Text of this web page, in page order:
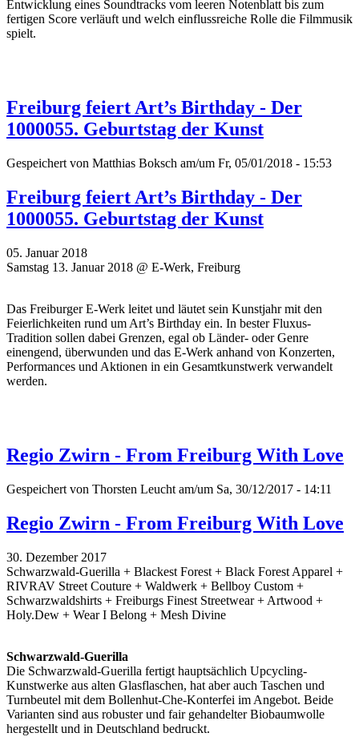
Entwicklung eines Soundtracks vom leeren Notenblatt bis zum
fertigen Score verläuft und welch einflussreiche Rolle die Filmmusik
spielt.
Freiburg feiert Art’s Birthday - Der
1000055. Geburtstag der Kunst
Gespeichert von Matthias Boksch am/um Fr, 05/01/2018 - 15:53
Freiburg feiert Art’s Birthday - Der
1000055. Geburtstag der Kunst
05. Januar 2018
Samstag 13. Januar 2018 @ E-Werk, Freiburg
Das Freiburger E-Werk leitet und läutet sein Kunstjahr mit den
Feierlichkeiten rund um Art’s Birthday ein. In bester Fluxus-
Tradition sollen dabei Grenzen, egal ob Länder- oder Genre
einengend, überwunden und das E-Werk anhand von Konzerten,
Performances und Aktionen in ein Gesamtkunstwerk verwandelt
werden.
Regio Zwirn - From Freiburg With Love
Gespeichert von Thorsten Leucht am/um Sa, 30/12/2017 - 14:11
Regio Zwirn - From Freiburg With Love
30. Dezember 2017
Schwarzwald-Guerilla + Blackest Forest + Black Forest Apparel +
RIVRAV Street Couture + Waldwerk + Bellboy Custom +
Schwarzwaldshirts + Freiburgs Finest Streetwear + Artwood +
Holy.Dew + Wear I Belong + Mesh Divine
Schwarzwald-Guerilla
Die Schwarzwald-Guerilla fertigt hauptsächlich Upcycling-
Kunstwerke aus alten Glasflaschen, hat aber auch Taschen und
Turnbeutel mit dem Bollenhut-Che-Konterfei im Angebot. Beide
Varianten sind aus robuster und fair gehandelter Biobaumwolle
hergestellt und in Deutschland bedruckt.